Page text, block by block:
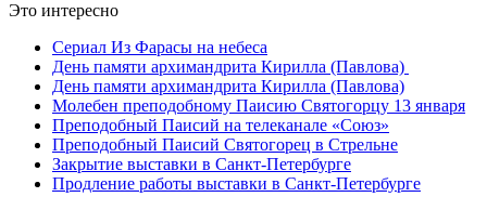
Это интересно
Сериал Из Фарасы на небеса
День памяти архимандрита Кирилла (Павлова)
День памяти архимандрита Кирилла (Павлова)
Молебен преподобному Паисию Святогорцу 13 января
Преподобный Паисий на телеканале «Союз»
Преподобный Паисий Святогорец в Стрельне
Закрытие выставки в Санкт-Петербурге
Продление работы выставки в Санкт-Петербурге